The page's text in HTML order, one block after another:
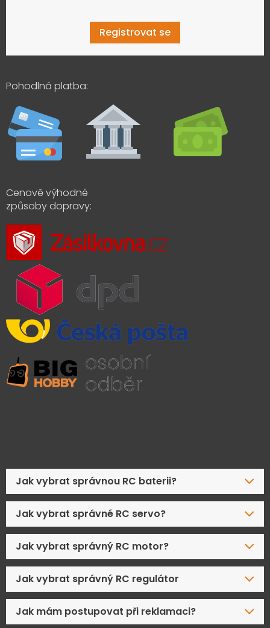
Registrovat se
Pohodlná platba:
Cenově výhodné
způsoby dopravy:
Jak vybrat správnou RC baterii?
Jak vybrat správné RC servo?
Jak vybrat správný RC motor?
Jak vybrat správný RC regulátor
Jak mám postupovat při reklamaci?